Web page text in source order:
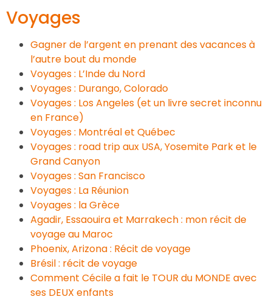
Voyages
Gagner de l’argent en prenant des vacances à
l’autre bout du monde
Voyages : L’Inde du Nord
Voyages : Durango, Colorado
Voyages : Los Angeles (et un livre secret inconnu
en France)
Voyages : Montréal et Québec
Voyages : road trip aux USA, Yosemite Park et le
Grand Canyon
Voyages : San Francisco
Voyages : La Réunion
Voyages : la Grèce
Agadir, Essaouira et Marrakech : mon récit de
voyage au Maroc
Phoenix, Arizona : Récit de voyage
Brésil : récit de voyage
Comment Cécile a fait le TOUR du MONDE avec
ses DEUX enfants